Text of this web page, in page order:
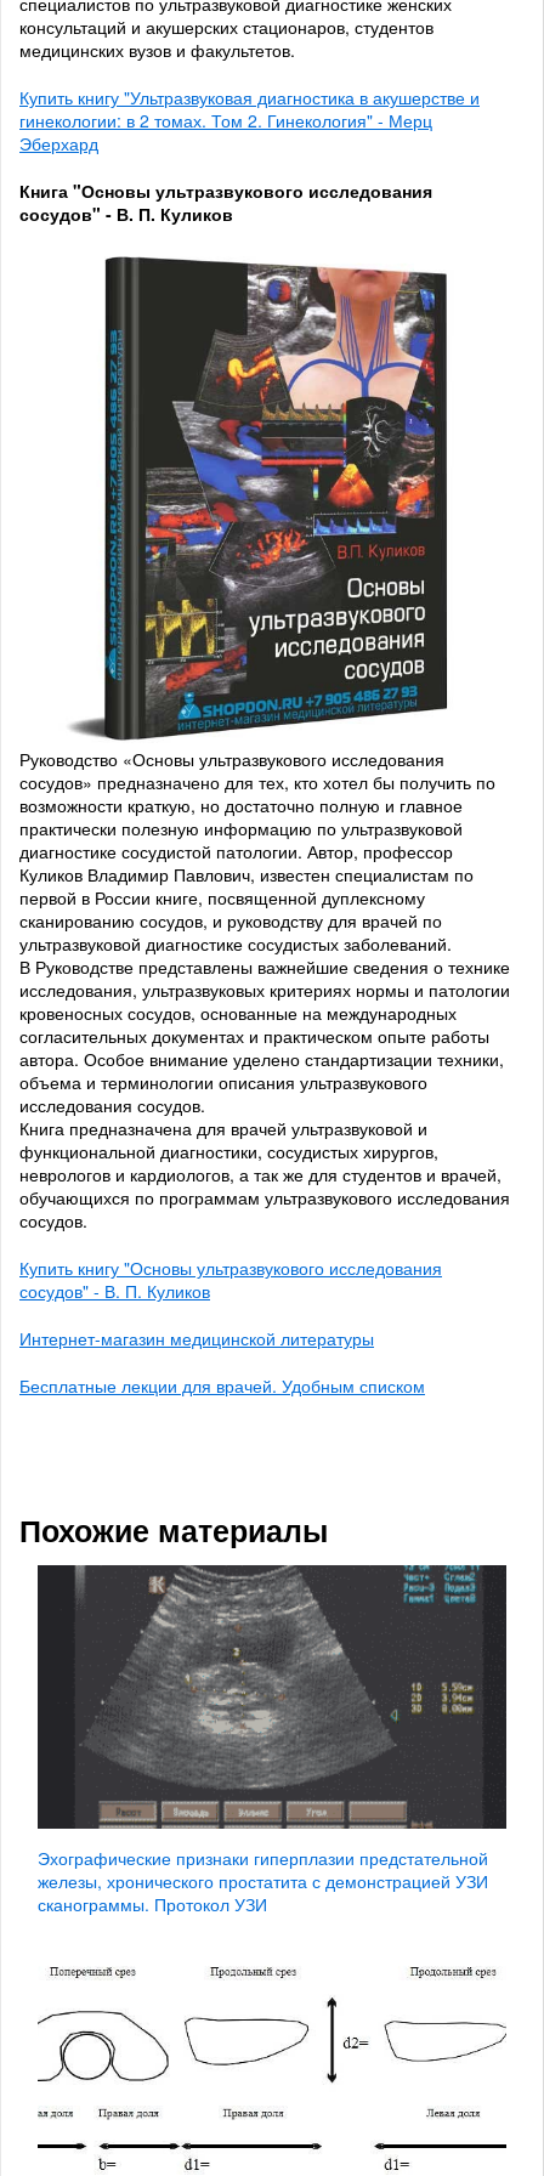
консультаций и акушерских стационаров, студентов
медицинских вузов и факультетов.
Купить книгу "Ультразвуковая диагностика в акушерстве и
гинекологии: в 2 томах. Том 2. Гинекология" - Мерц
Эберхард
Книга "Основы ультразвукового исследования
сосудов" - В. П. Куликов
Руководство «Основы ультразвукового исследования
сосудов» предназначено для тех, кто хотел бы получить по
возможности краткую, но достаточно полную и главное
практически полезную информацию по ультразвуковой
диагностике сосудистой патологии. Автор, профессор
Куликов Владимир Павлович, известен специалистам по
первой в России книге, посвященной дуплексному
сканированию сосудов, и руководству для врачей по
ультразвуковой диагностике сосудистых заболеваний.
В Руководстве представлены важнейшие сведения о технике
исследования, ультразвуковых критериях нормы и патологии
кровеносных сосудов, основанные на международных
согласительных документах и практическом опыте работы
автора. Особое внимание уделено стандартизации техники,
объема и терминологии описания ультразвукового
исследования сосудов.
Книга предназначена для врачей ультразвуковой и
функциональной диагностики, сосудистых хирургов,
неврологов и кардиологов, а так же для студентов и врачей,
обучающихся по программам ультразвукового исследования
сосудов.
Купить книгу "Основы ультразвукового исследования
сосудов" - В. П. Куликов
Интернет-магазин медицинской литературы
Бесплатные лекции для врачей. Удобным списком
Похожие материалы
Эхографические признаки гиперплазии предстательной
железы, хронического простатита с демонстрацией УЗИ
сканограммы. Протокол УЗИ